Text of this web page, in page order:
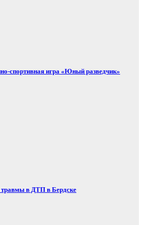
спортивная игра «Юный разведчик»
травмы в ДТП в Бердске